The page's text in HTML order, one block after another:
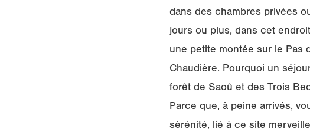
dans des chambres privées
jours ou plus, dans cet
une petite montée sur le Pas
Chaudière. Pourquoi un
forêt de Saoû et des Trois
Parce que, à peine arrivés,
sérénité, lié à ce site